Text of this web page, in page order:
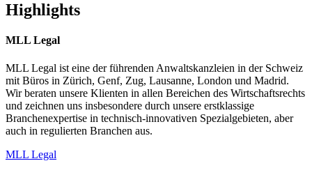
Highlights
MLL Legal
MLL Legal ist eine der führenden Anwaltskanzleien in der Schweiz
mit Büros in Zürich, Genf, Zug, Lausanne, London und Madrid.
Wir beraten unsere Klienten in allen Bereichen des Wirtschaftsrechts
und zeichnen uns insbesondere durch unsere erstklassige
Branchenexpertise in technisch-innovativen Spezialgebieten, aber
auch in regulierten Branchen aus.
MLL Legal